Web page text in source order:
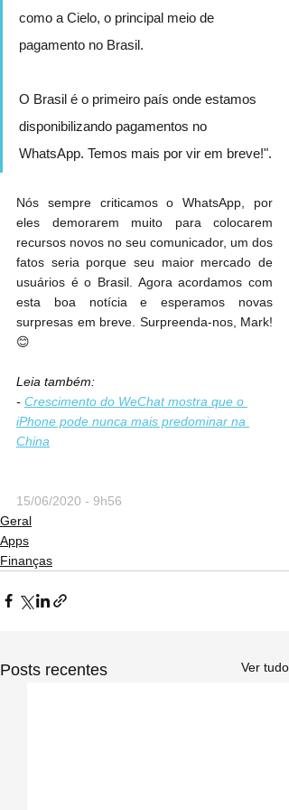
como a Cielo, o principal meio de
pagamento no Brasil.
O Brasil é o primeiro país onde estamos
disponibilizando pagamentos no
WhatsApp. Temos mais por vir em breve!".
Nós sempre criticamos o WhatsApp, por
eles demorarem muito para colocarem
recursos novos no seu comunicador, um dos
fatos seria porque seu maior mercado de
usuários é o Brasil. Agora acordamos com
esta boa notícia e esperamos novas
surpresas em breve. Surpreenda-nos, Mark!
😊
Leia também:
- Crescimento do WeChat mostra que o
iPhone pode nunca mais predominar na
China
15/06/2020 - 9h56
Geral
Apps
Finanças
Posts recentes Ver tudo